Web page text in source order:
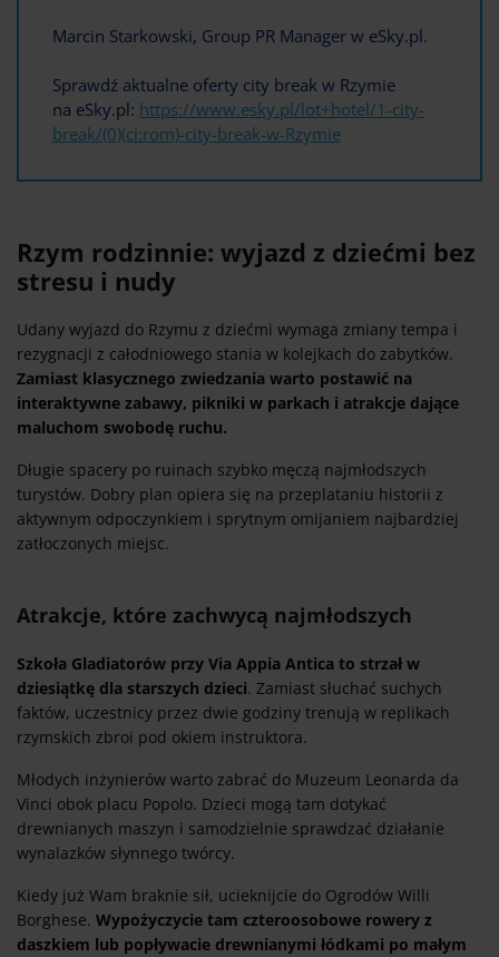
Marcin Starkowski, Group PR Manager w eSky.pl.
Sprawdź aktualne oferty city break w Rzymie
na eSky.pl: https://www.esky.pl/lot+hotel/1-city-
break/(0)(ci:rom)-city-break-w-Rzymie
Rzym rodzinnie: wyjazd z dziećmi bez
stresu i nudy
Udany wyjazd do Rzymu z dziećmi wymaga zmiany tempa i
rezygnacji z całodniowego stania w kolejkach do zabytków.
Zamiast klasycznego zwiedzania warto postawić na
interaktywne zabawy, pikniki w parkach i atrakcje dające
maluchom swobodę ruchu.
Długie spacery po ruinach szybko męczą najmłodszych
turystów. Dobry plan opiera się na przeplataniu historii z
aktywnym odpoczynkiem i sprytnym omijaniem najbardziej
zatłoczonych miejsc.
Atrakcje, które zachwycą najmłodszych
Szkoła Gladiatorów przy Via Appia Antica to strzał w
dziesiątkę dla starszych dzieci. Zamiast słuchać suchych
faktów, uczestnicy przez dwie godziny trenują w replikach
rzymskich zbroi pod okiem instruktora.
Młodych inżynierów warto zabrać do Muzeum Leonarda da
Vinci obok placu Popolo. Dzieci mogą tam dotykać
drewnianych maszyn i samodzielnie sprawdzać działanie
wynalazków słynnego twórcy.
Kiedy już Wam braknie sił, ucieknijcie do Ogrodów Willi
Borghese. Wypożyczycie tam czteroosobowe rowery z
daszkiem lub popływacie drewnianymi łódkami po małym